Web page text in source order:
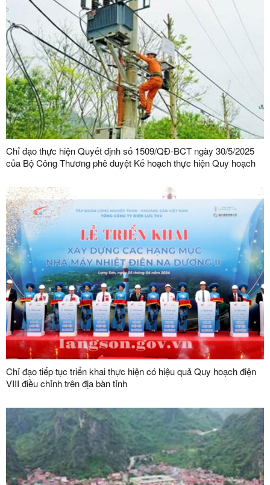
Chỉ đạo thực hiện Quyết định số 1509/QĐ-BCT ngày 30/5/2025
của Bộ Công Thương phê duyệt Kế hoạch thực hiện Quy hoạch
năm 2050 điều chỉnh
Chỉ đạo tiếp tục triển khai thực hiện có hiệu quả Quy hoạch điện
VIII điều chỉnh trên địa bàn tỉnh